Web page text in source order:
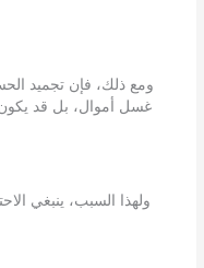
ومع ذلك، فإن تجميد
غسل أموال، بل قد يكون
ولهذا السبب، ينبغي